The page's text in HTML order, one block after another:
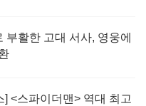
부활한 고대 서사, 영웅에
] <스파이더맨> 역대 최고